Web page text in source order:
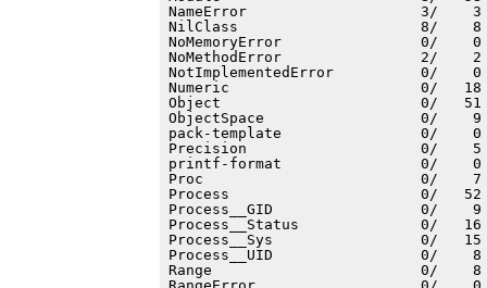
NameError                    3/    3
NilClass                     8/    8
NoMemoryError                0/    0
NoMethodError                2/    2
NotImplementedError          0/    0
Numeric                      0/   18 (
Object                       0/   51 (
ObjectSpace                  0/    9
pack-template                0/    0
Precision                    0/    5 (
printf-format                0/    0 (
Proc                         0/    7 (
Process                      0/   52 (
Process__GID                 0/    9
Process__Status              0/   16
Process__Sys                 0/   15
Process__UID                 0/    8
Range                        0/    8 (